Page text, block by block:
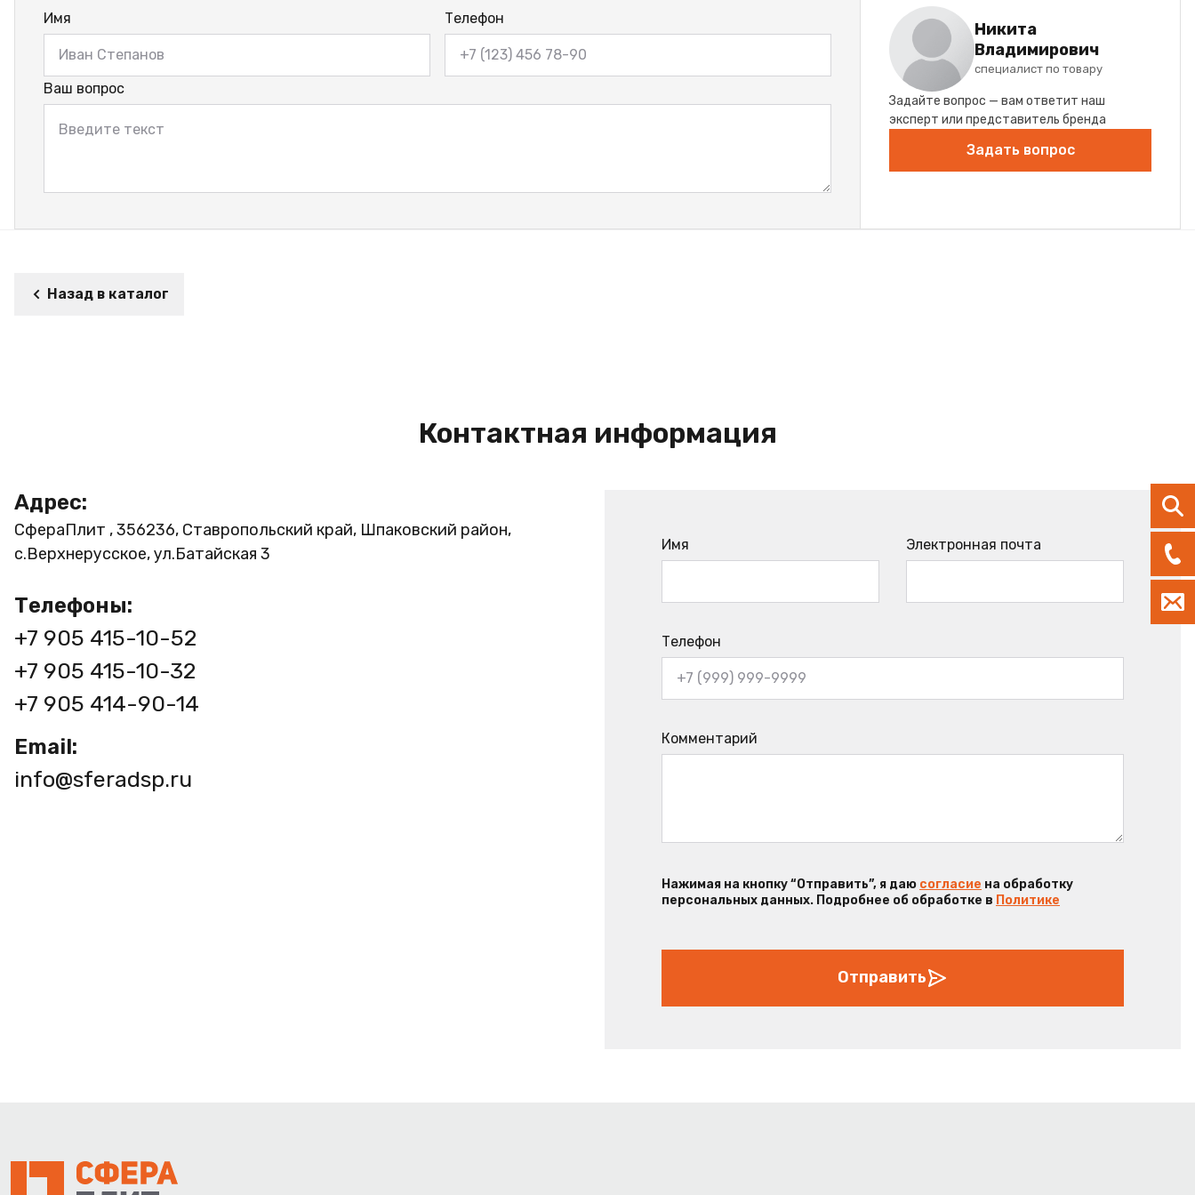
Имя Телефон
Ваш вопрос
Никита
Владимирович
специалист по товару
Задайте вопрос — вам ответит наш
эксперт или представитель бренда
Задать вопрос
Назад в каталог
Контактная информация
Адрес:
СфераПлит , 356236, Ставропольский край, Шпаковский район,
с.Верхнерусское, ул.Батайская 3
Телефоны:
+7 905 415-10-52
+7 905 415-10-32
+7 905 414-90-14
Email:
info@sferadsp.ru
Имя Электронная почта
Телефон
Комментарий
Нажимая на кнопку “Отправить”, я даю согласие на обработку
персональных данных. Подробнее об обработке в Политике
Отправить